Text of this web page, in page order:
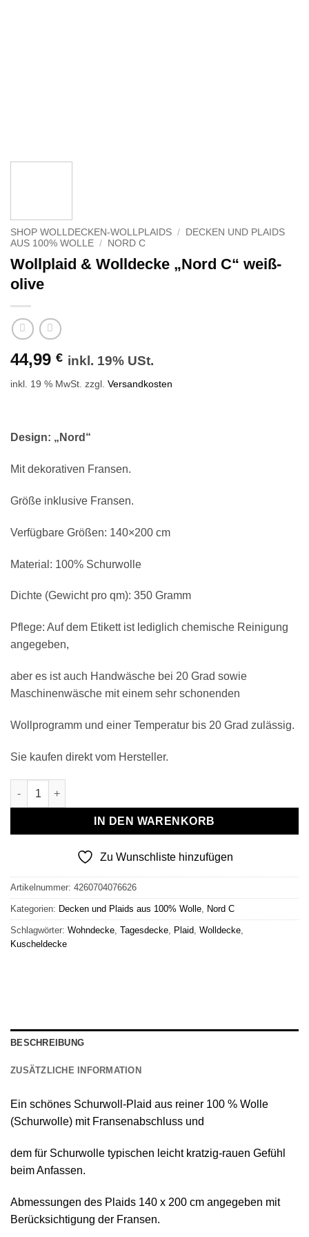
SHOP WOLLDECKEN-WOLLPLAIDS /
DECKEN UND PLAIDS
AUS 100% WOLLE / NORD C
Wollplaid & Wolldecke „Nord C“ weiß-
olive
44,99 € inkl. 19% USt.
inkl. 19 % MwSt. zzgl. Versandkosten
Design: „Nord“
Mit dekorativen Fransen.
Größe inklusive Fransen.
Verfügbare Größen: 140×200 cm
Material: 100% Schurwolle
Dichte (Gewicht pro qm): 350 Gramm
Pflege: Auf dem Etikett ist lediglich chemische Reinigung
angegeben,
aber es ist auch Handwäsche bei 20 Grad sowie
Maschinenwäsche mit einem sehr schonenden
Wollprogramm und einer Temperatur bis 20 Grad zulässig.
Sie kaufen direkt vom Hersteller.
Wollplaid & Wolldecke "Nord C" weiß-olive Menge
IN DEN WARENKORB
Zu Wunschliste hinzufügen
Artikelnummer: 4260704076626
Kategorien: Decken und Plaids aus 100% Wolle, Nord C
Schlagwörter: Wohndecke, Tagesdecke, Plaid, Wolldecke,
Kuscheldecke
BESCHREIBUNG
ZUSÄTZLICHE INFORMATION
Ein schönes Schurwoll-Plaid aus reiner 100 % Wolle
(Schurwolle) mit Fransenabschluss und
dem für Schurwolle typischen leicht kratzig-rauen Gefühl
beim Anfassen.
Abmessungen des Plaids 140 х 200 cm angegeben mit
Berücksichtigung der Fransen.